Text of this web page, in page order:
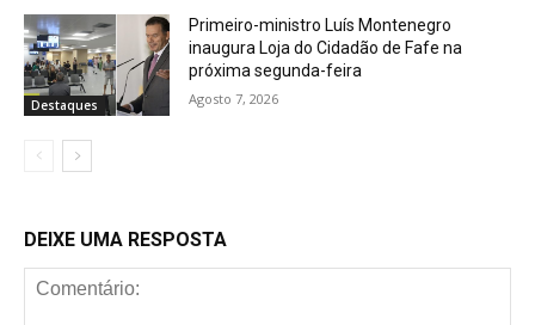
Destaques
Primeiro-ministro Luís Montenegro
inaugura Loja do Cidadão de Fafe na
próxima segunda-feira
Agosto 7, 2026
DEIXE UMA RESPOSTA